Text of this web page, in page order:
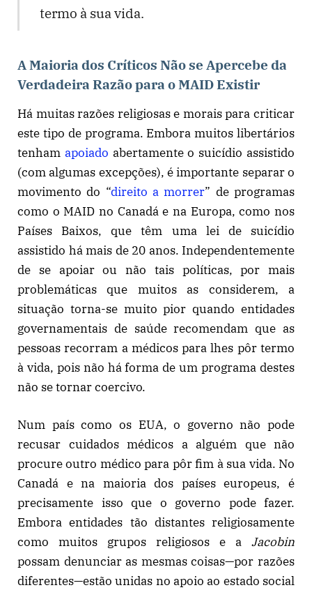
termo à sua vida.
A Maioria dos Críticos Não se Apercebe da
Verdadeira Razão para o MAID Existir
Há muitas razões religiosas e morais para criticar
este tipo de programa. Embora muitos libertários
tenham apoiado abertamente o suicídio assistido
(com algumas excepções), é importante separar o
movimento do “direito a morrer” de programas
como o MAID no Canadá e na Europa, como nos
Países Baixos, que têm uma lei de suicídio
assistido há mais de 20 anos. Independentemente
de se apoiar ou não tais políticas, por mais
problemáticas que muitos as considerem, a
situação torna-se muito pior quando entidades
governamentais de saúde recomendam que as
pessoas recorram a médicos para lhes pôr termo
à vida, pois não há forma de um programa destes
não se tornar coercivo.
Num país como os EUA, o governo não pode
recusar cuidados médicos a alguém que não
procure outro médico para pôr fim à sua vida. No
Canadá e na maioria dos países europeus, é
precisamente isso que o governo pode fazer.
Embora entidades tão distantes religiosamente
como muitos grupos religiosos e a Jacobin
possam denunciar as mesmas coisas—por razões
diferentes—estão unidas no apoio ao estado social